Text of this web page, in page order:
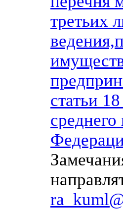
третьих
статьи